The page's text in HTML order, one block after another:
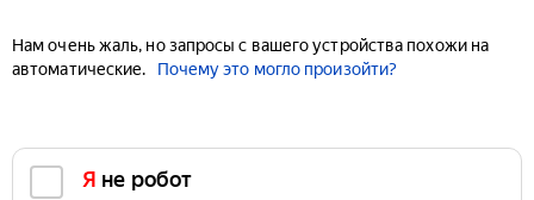
Нам очень жаль, но запросы с вашего устройства похожи на
автоматические.
Почему это могло произойти?
Я не робот